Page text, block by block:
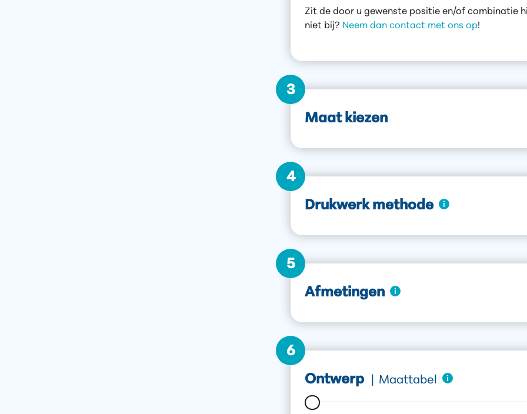
Zit de door u gewenste positie en/of combinatie
niet bij? Neem dan contact met ons op!
3
Maat kiezen
4
Drukwerk methode
5
Afmetingen
6
Ontwerp
Maattabel